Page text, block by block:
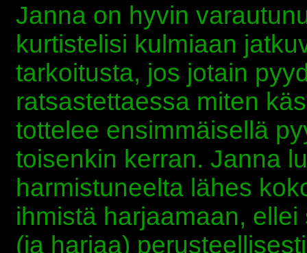
Janna on hyvin
kurtistelisi kulmiaan
tarkoitusta, jos jotain
ratsastettaessa miten
tottelee ensimmäisellä
toisenkin kerran. Janna
harmistuneelta lähes
ihmistä harjaamaan,
(ja harjaa)